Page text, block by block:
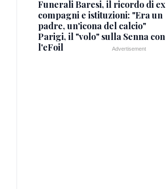
Funerali Baresi, il ricordo di ex
compagni e istituzioni: "Era un
padre, un'icona del calcio"
Parigi, il "volo" sulla Senna con
l'eFoil